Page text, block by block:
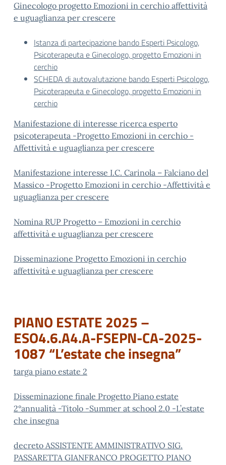
Ginecologo progetto Emozioni in cerchio affettività
e uguaglianza per crescere
Istanza di partecipazione bando Esperti Psicologo,
Psicoterapeuta e Ginecologo, progetto Emozioni in
cerchio
SCHEDA di autovalutazione bando Esperti Psicologo,
Psicoterapeuta e Ginecologo, progetto Emozioni in
cerchio
Manifestazione di interesse ricerca esperto
psicoterapeuta -Progetto Emozioni in cerchio -
Affettività e uguaglianza per crescere
Manifestazione interesse I.C. Carinola – Falciano del
Massico -Progetto Emozioni in cerchio -Affettività e
uguaglianza per crescere
Nomina RUP Progetto – Emozioni in cerchio
affettività e uguaglianza per crescere
Disseminazione Progetto Emozioni in cerchio
affettività e uguaglianza per crescere
PIANO ESTATE 2025 –
ESO4.6.A4.A-FSEPN-CA-2025-
1087 “L’estate che insegna”
targa piano estate 2
Disseminazione finale Progetto Piano estate
2°annualità -Titolo -Summer at school 2.0 -L’estate
che insegna
decreto ASSISTENTE AMMINISTRATIVO SIG.
PASSARETTA GIANFRANCO PROGETTO PIANO